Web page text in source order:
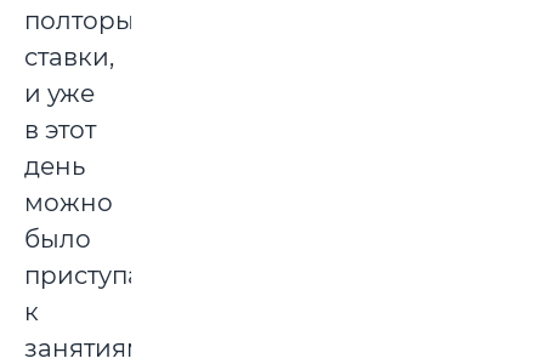
полторы
ставки,
и уже
в этот
день
можно
было
приступать
к
занятиям.